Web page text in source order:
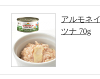
アルモネ
ツナ 70g